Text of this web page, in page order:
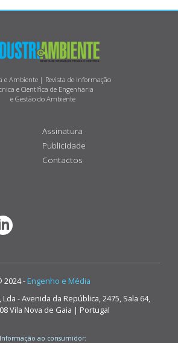
e Ambiente | Revista de Informação
e Científica de Engenharia
e Gestão do Ambiente
Assinatura
Publicidade
Contactos
2024 - Engenho e Média
- Avenida da República, 2475, Sala 64,
Vila Nova de Gaia | Portugal
Informação ao consumidor: